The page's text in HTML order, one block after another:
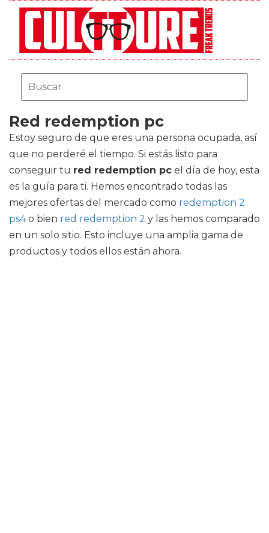
Red redemption pc
Estoy seguro de que eres una persona ocupada, así
que no perderé el tiempo. Si estás listo para
conseguir tu red redemption pc el día de hoy, esta
es la guía para ti. Hemos encontrado todas las
mejores ofertas del mercado como redemption 2
ps4o bien red redemption 2 y las hemos comparado
en un solo sitio. Esto incluye una amplia gama de
productos y todos ellos están ahora.